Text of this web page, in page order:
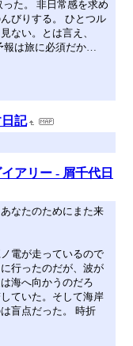
た。 非日常感を求め
びりする。 ひとつル
ない。とは言え、
報は旅に必須だか…
記
アリー - 屑千代日
なたのためにまた来
電が走っているので
行ったのだが、波が
海へ向かうのだろ
ていた。そして海岸
盲点だった。 時折